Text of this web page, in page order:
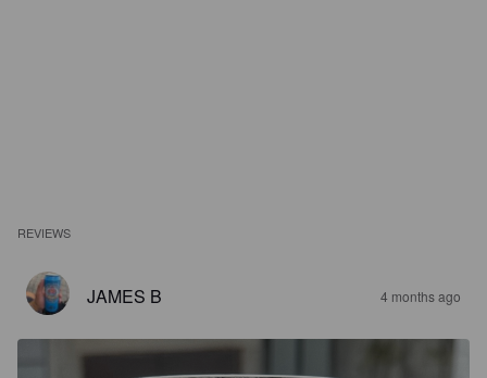
REVIEWS
JAMES B 4 months ago